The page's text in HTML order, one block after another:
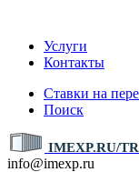
Услуги
Контакты
Ставки на
Поиск
IMEXP.RU/
info@imexp.ru